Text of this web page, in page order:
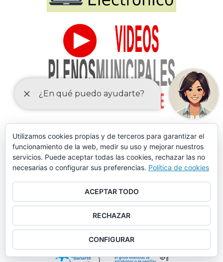
Utilizamos cookies propias y de terceros para garantizar el
funcionamiento de la web, medir su uso y mejorar nuestros
servicios. Puede aceptar todas las cookies, rechazar las no
necesarias o configurar sus preferencias. Política de cookies
ACEPTAR TODO
RECHAZAR
CONFIGURAR